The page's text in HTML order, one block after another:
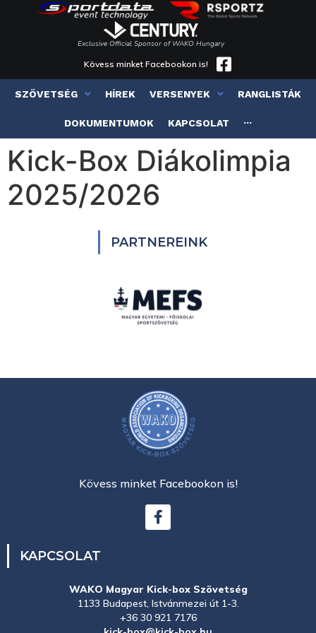
Exclusive Official Sponsor of WAKO Hungary
Kövess minket Facebookon is!
SZÖVETSÉG HÍREK VERSENYEK RANGLISTÁK
DOKUMENTUMOK KAPCSOLAT ···
Kick-Box Diákolimpia
2025/2026
PARTNEREINK
Kövess minket Facebookon is!
KAPCSOLAT
WAKO Magyar Kick-box Szövetség
1133 Budapest, Istvánmezei út 1-3.
+36 30 921 7176